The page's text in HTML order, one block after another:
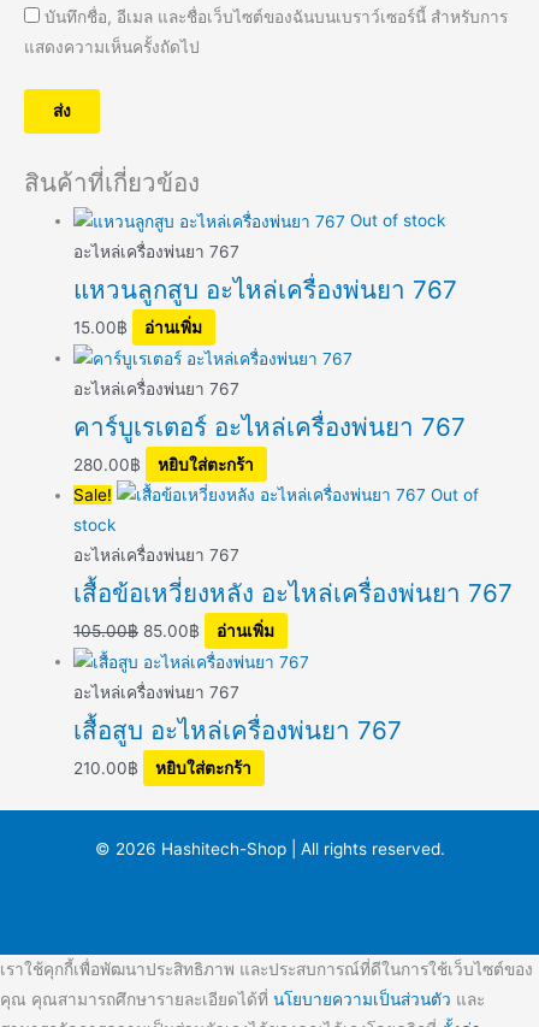
บันทึกชื่อ, อีเมล และชื่อเว็บไซต์ของฉันบนเบราว์เซอร์นี้ สำหรับการ
แสดงความเห็นครั้งถัดไป
สินค้าที่เกี่ยวข้อง
Out of stock
อะไหล่เครื่องพ่นยา 767
แหวนลูกสูบ อะไหล่เครื่องพ่นยา 767
15.00฿ อ่านเพิ่ม
อะไหล่เครื่องพ่นยา 767
คาร์บูเรเตอร์ อะไหล่เครื่องพ่นยา 767
280.00฿
หยิบใส่ตะกร้า
Sale!
Out of
stock
อะไหล่เครื่องพ่นยา 767
เสื้อข้อเหวี่ยงหลัง อะไหล่เครื่องพ่นยา 767
105.00฿ 85.00฿ อ่านเพิ่ม
อะไหล่เครื่องพ่นยา 767
เสื้อสูบ อะไหล่เครื่องพ่นยา 767
210.00฿ หยิบใส่ตะกร้า
© 2026 Hashitech-Shop | All rights reserved.
เราใช้คุกกี้เพื่อพัฒนาประสิทธิภาพ และประสบการณ์ที่ดีในการใช้เว็บไซต์ของ
คุณ คุณสามารถศึกษารายละเอียดได้ที่ นโยบายความเป็นส่วนตัว และ